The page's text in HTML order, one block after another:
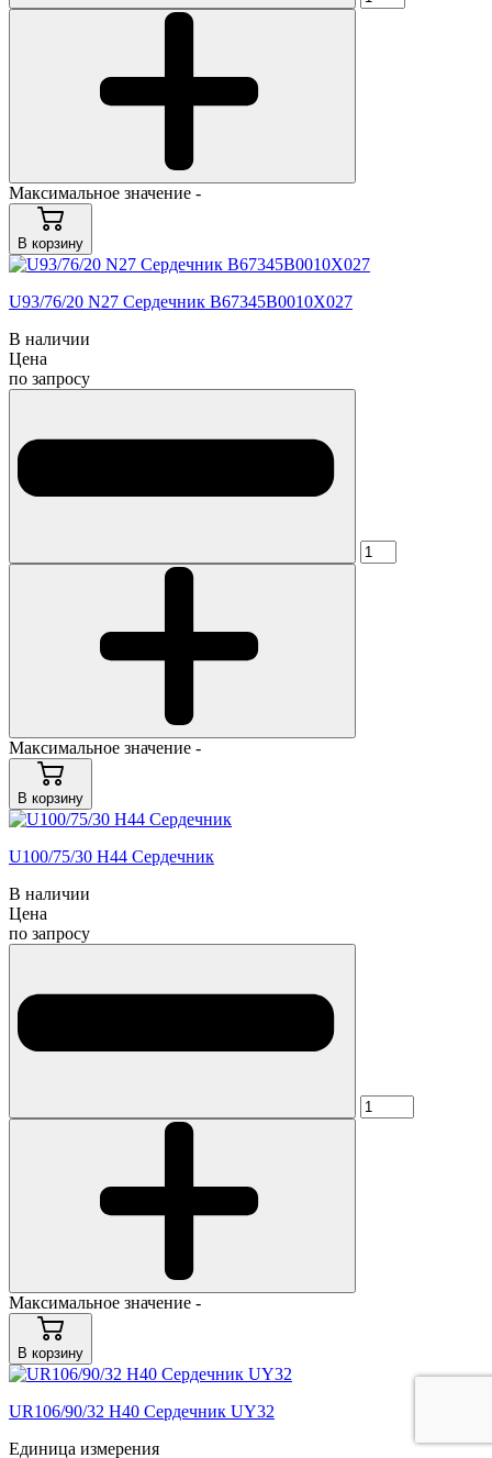
Максимальное значение -
В корзину
U93/76/20 N27 Сердечник B67345B0010X027
В наличии
Цена
по запросу
Максимальное значение -
В корзину
U100/75/30 H44 Сердечник
В наличии
Цена
по запросу
Максимальное значение -
В корзину
UR106/90/32 H40 Сердечник UY32
Единица измерения